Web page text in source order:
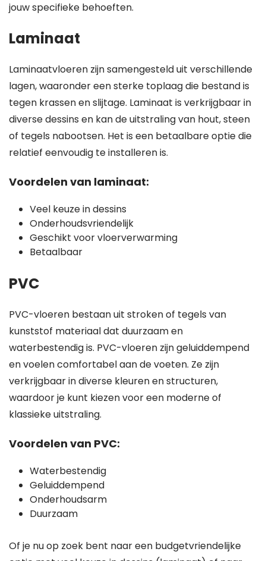
jouw specifieke behoeften.
Laminaat
Laminaatvloeren zijn samengesteld uit verschillende
lagen, waaronder een sterke toplaag die bestand is
tegen krassen en slijtage. Laminaat is verkrijgbaar in
diverse dessins en kan de uitstraling van hout, steen
of tegels nabootsen. Het is een betaalbare optie die
relatief eenvoudig te installeren is.
Voordelen van laminaat:
Veel keuze in dessins
Onderhoudsvriendelijk
Geschikt voor vloerverwarming
Betaalbaar
PVC
PVC-vloeren bestaan uit stroken of tegels van
kunststof materiaal dat duurzaam en
waterbestendig is. PVC-vloeren zijn geluiddempend
en voelen comfortabel aan de voeten. Ze zijn
verkrijgbaar in diverse kleuren en structuren,
waardoor je kunt kiezen voor een moderne of
klassieke uitstraling.
Voordelen van PVC:
Waterbestendig
Geluiddempend
Onderhoudsarm
Duurzaam
Of je nu op zoek bent naar een budgetvriendelijke